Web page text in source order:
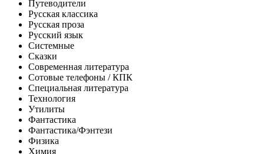
Путеводители
Русская классика
Русская проза
Русский язык
Системные
Сказки
Современная литература
Сотовые телефоны / КПК
Специальная литература
Технология
Утилиты
Фантастика
Фантастика/Фэнтези
Физика
Химия